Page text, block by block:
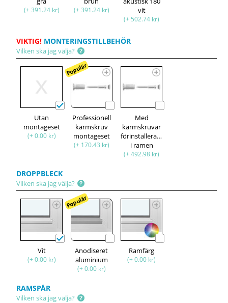
(+ 391.24 kr) (+ 391.24 kr)
vit
(+ 502.74 kr)
VIKTIG! MONTERINGSTILLBEHÖR
Vilken ska jag välja?
Utan
montageset
(+ 0.00 kr)
Populär
Professionell
karmskruv
montageset
(+ 170.43 kr)
Med
karmskruvar
förinstallerade
i ramen
(+ 492.98 kr)
DROPPBLECK
Vilken ska jag välja?
Vit
(+ 0.00 kr)
Populär
Anodiseret
aluminium
(+ 0.00 kr)
Ramfärg
(+ 0.00 kr)
RAMSPÅR
Vilken ska jag välja?